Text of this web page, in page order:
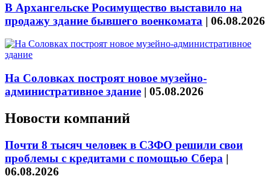
В Архангельске Росимущество выставило на
продажу здание бывшего военкомата | 06.08.2026
На Соловках построят новое музейно-
административное здание | 05.08.2026
Новости компаний
Почти 8 тысяч человек в СЗФО решили свои
проблемы с кредитами с помощью Сбера |
06.08.2026